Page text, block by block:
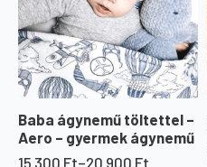
Baba ágynemű töltettel –
Aero – gyermek ágynemű
15 300 Ft–20 900 Ft